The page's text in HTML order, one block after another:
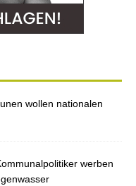
wollen nationalen
werben